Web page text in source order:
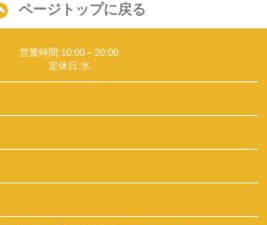
ページトップに戻る
営業時間:10:00～20:00
定休日:水